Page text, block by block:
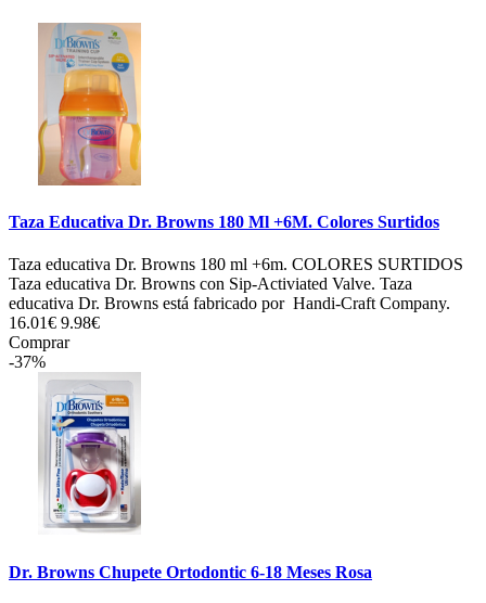
Taza Educativa Dr. Browns 180 Ml +6M. Colores Surtidos
Taza educativa Dr. Browns 180 ml +6m. COLORES SURTIDOS
Taza educativa Dr. Browns con Sip-Activiated Valve. Taza
educativa Dr. Browns está fabricado por Handi-Craft Company.
16.01€ 9.98€
Comprar
-37%
Dr. Browns Chupete Ortodontic 6-18 Meses Rosa